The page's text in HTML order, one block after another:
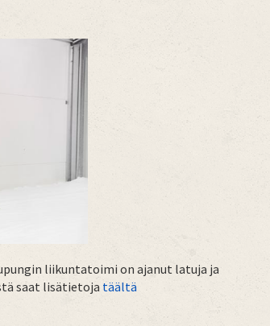
liikuntatoimi on ajanut latuja ja
saat lisätietoja täältä